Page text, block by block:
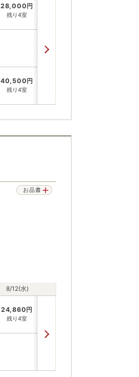
28,000円
残り4室
40,500円
残り4室
お品書
8/12(水)
24,860円
残り4室